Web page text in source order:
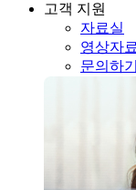
고객 지원
자료실
영상자료
문의하기